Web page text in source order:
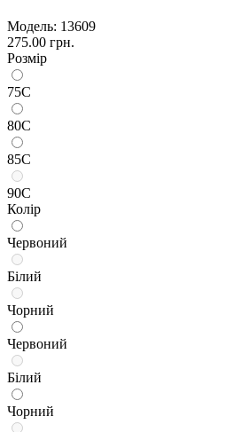
Модель: 13609
275.00 грн.
Розмір
75С
80С
85С
90С
Колір
Червоний
Білий
Чорний
Червоний
Білий
Чорний